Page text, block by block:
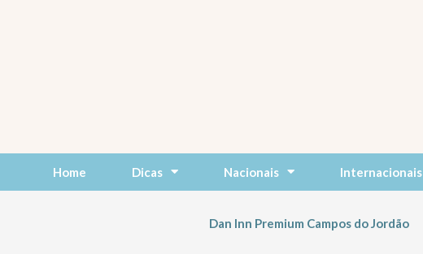
Home Dicas Nacionais Internacionais
Dan Inn Premium Campos do Jordão